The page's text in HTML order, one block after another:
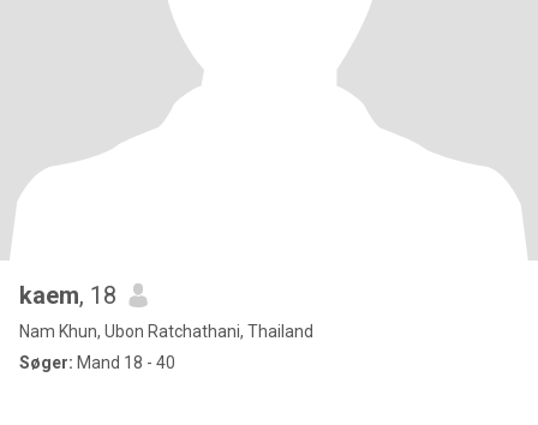
kaem, 18
Nam Khun, Ubon Ratchathani, Thailand
Søger: Mand 18 - 40